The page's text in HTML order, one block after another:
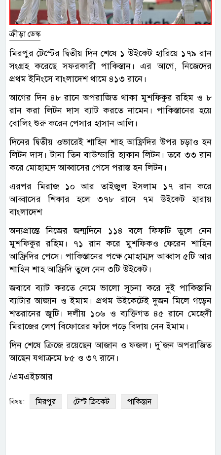
ক্রীড়া ডেস্ক
মিরপুর টেস্টের দ্বিতীয় দিন শেষে ১ উইকেট হারিয়ে ১৭৯ রান
সংগ্রহ করেছে সফরকারী পাকিস্তান। এর আগে, নিজেদের
প্রথম ইনিংসে বাংলাদেশ থামে ৪১৩ রানে।
আগের দিন ৪৮ রানে অপরাজিত থাকা মুশফিকুর রহিম ও ৮
রান করা লিটন দাস ব্যাট করতে নামেন। পাকিস্তানের হয়ে
বোলিং শুরু করেন পেসার হাসান আলি।
দিনের দ্বিতীয় ওভারেই শাহিন শাহ আফ্রিদির উপর চড়াও হন
লিটন দাস। টানা তিন বাউন্ডারি হাকান লিটন। তবে ৩৩ রান
করে মোহাম্মদ আব্বাসের পেসে পরাস্ত হন লিটন।
এরপর মিরাজ ১০ আর তাইজুল ইসলাম ১৭ রান করে
আব্বাসের শিকার হলে ৩৭৮ রানে ৭ম উইকেট হারায়
বাংলাদেশ
অন্যপ্রান্তে নিজের জন্মদিনে ১১৪ বলে ফিফটি তুলে নেন
মুশফিকুর রহিম। ৭১ রান করে মুশফিকও ফেরেন শাহিন
আফ্রিদির পেসে। পাকিস্তানের পক্ষে মোহাম্মদ আব্বাস ৫টি আর
শাহিন শাহ আফ্রিদি তুলে নেন ৩টি উইকেট।
জবাবে ব্যাট করতে নেমে ভালো সূচনা করে দুই পাকিস্তানি
ব্যাটার আজান ও ইমাম। প্রথম উইকেটেই দুজন মিলে গড়েন
শতরানের জুটি। দলীয় ১০৬ ও ব্যক্তিগত ৪৫ রানে মেহেদী
মিরাজের লেগ বিফোরের ফাঁদে পড়ে বিদায় নেন ইমাম।
দিন শেষে ক্রিজে রয়েছেন আজান ও ফজল। দু‍‍`জন অপরাজিত
আছেন যথাক্রমে ৮৫ ও ৩৭ রানে।
/এমএইচআর
বিষয়: মিরপুর টেস্ট ক্রিকেট পাকিস্তান